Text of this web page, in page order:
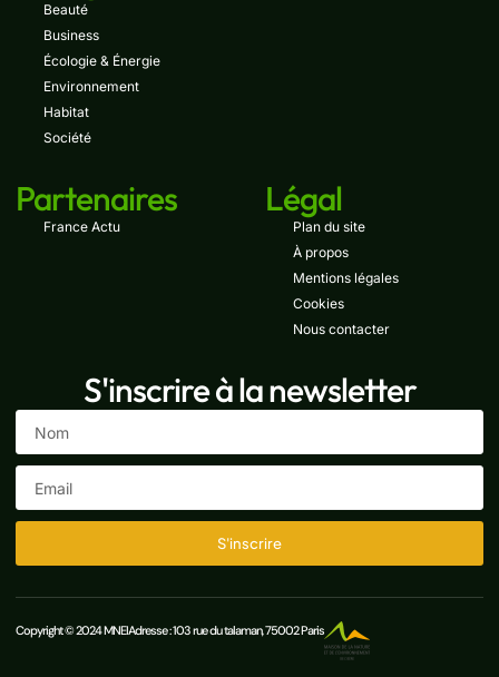
Beauté
Business
Écologie & Énergie
Environnement
Habitat
Société
Partenaires
France Actu
Légal
Plan du site
À propos
Mentions légales
Cookies
Nous contacter
S'inscrire à la newsletter
S'inscrire
Copyright © 2024 MNEIAdresse : 103 rue du talaman, 75002 Paris